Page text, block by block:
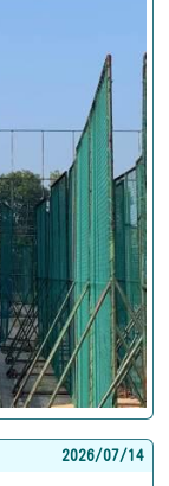
2026/07/14